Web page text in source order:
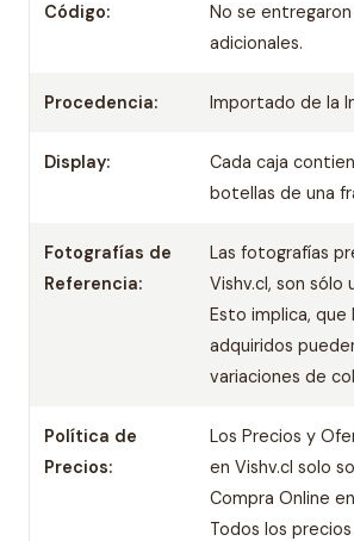
Código:
No se
adicionales.
Procedencia: Importado de la
Display:
Cada caja
botellas de una
Fotografías de
Referencia:
Las fotografías
Vishv.cl, son sólo
Esto implica,
adquiridos
variaciones de
Política de
Precios:
Los Precios y
en Vishv.cl solo
Compra Online
Todos los precios